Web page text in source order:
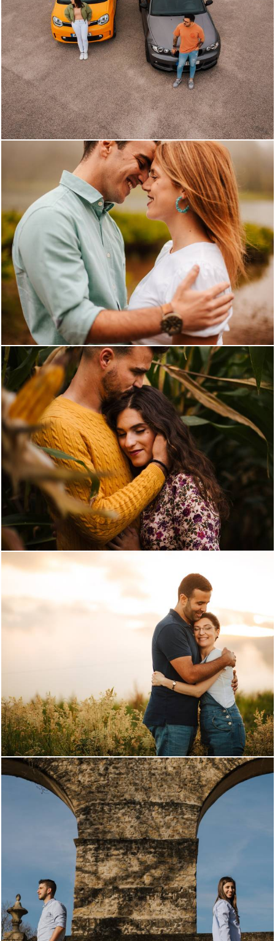
2234 0
1152 0
3983 1
1001
2746 6